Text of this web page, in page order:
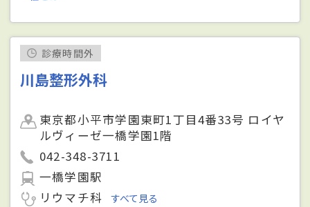
診療時間外
川島整形外科
東京都小平市学園東町1丁目4番33号 ロイヤ
ルヴィーゼ一橋学園1階
042-348-3711
一橋学園駅
リウマチ科
すべて見る